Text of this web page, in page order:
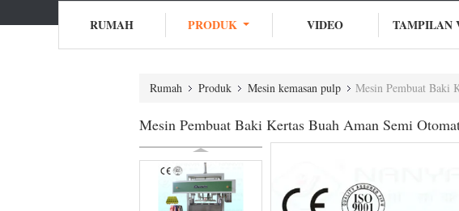
RUMAH PRODUK VIDEO TAMPILAN
Rumah Produk Mesin kemasan pulp Mesin Pembuat Baki
Mesin Pembuat Baki Kertas Buah Aman Semi